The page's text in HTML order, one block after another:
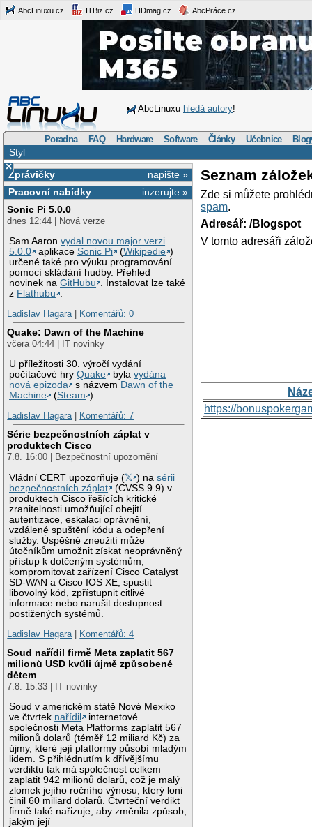
AbcLinuxu.cz ITBiz.cz HDmag.cz AbcPráce.cz
AbcLinuxu hledá autory!
Poradna FAQ Hardware Software Články Učebnice
Styl
×
napište »
Zprávičky
inzerujte »
Pracovní nabídky
Sonic Pi 5.0.0
dnes 12:44 | Nová verze
Sam Aaronvydal novou major verzi
5.0.0
aplikaceSonic Pi (Wikipedie )
určené také pro výuku programování
pomocí skládání hudby. Přehled
novinek naGitHubu
. Instalovat lze také
z Flathubu
Ladislav Hagara| Komentářů: 0
Quake: Dawn of the Machine
včera 04:44 | IT novinky
U příležitosti 30. výročí vydání
počítačové hryQuake bylavydána
nová epizoda
s názvem Dawn of the
Machine
(Steam ).
Ladislav Hagara| Komentářů: 7
Série bezpečnostních záplat v
produktech Cisco
7.8. 16:00 | Bezpečnostní upozornění
Vládní CERT upozorňuje (𝕏 ) nasérii
bezpečnostních záplat
(CVSS 9.9) v
produktech Cisco řešících kritické
zranitelnosti umožňující obejití
autentizace, eskalaci oprávnění,
vzdálené spuštění kódu a odepření
služby. Úspěšné zneužití může
útočníkům umožnit získat neoprávněný
přístup k dotčeným systémům,
kompromitovat zařízení Cisco Catalyst
SD-WAN a Cisco IOS XE, spustit
libovolný kód, zpřístupnit citlivé
informace nebo narušit dostupnost
postižených systémů.
Ladislav Hagara| Komentářů: 4
Soud nařídil firmě Meta zaplatit 567
milionů USD kvůli újmě způsobené
dětem
7.8. 15:33 | IT novinky
Soud v americkém státě Nové Mexiko
ve čtvrtek nařídil
internetové
společnosti Meta Platforms zaplatit 567
milionů dolarů (téměř 12 miliard Kč) za
újmy, které její platformy působí mladým
lidem. S přihlédnutím k dřívějšímu
verdiktu tak má společnost celkem
zaplatit 942 milionů dolarů, což je malý
zlomek jejího ročního výnosu, který loni
činil 60 miliard dolarů. Čtvrteční verdikt
firmě také nařizuje, aby změnila způsob,
jakým její
Seznam
Zde si můžete
spam.
Adresář: /Blogspot
V tomto adresáři
https://